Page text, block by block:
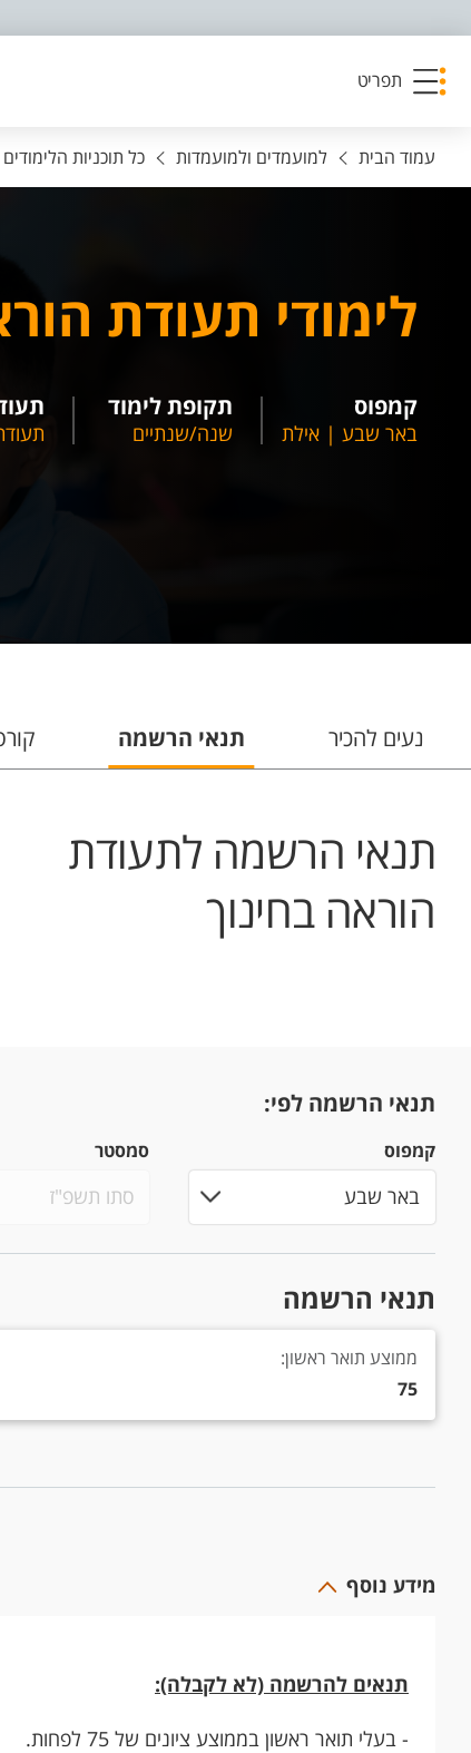
תפריט
עמוד הבית למועמדים ולמועמדות כל תוכניות
לימודי תעודת
קמפוס
באר שבע | אילת
תקופת לימוד
שנה/שנתיים
נעים להכיר תנאי הרשמה
תנאי הרשמה לתעודת
הוראה בחינוך
תנאי הרשמה לפי:
קמפוס סמסטר
תנאי הרשמה
ממוצע תואר ראשון: 75
ממוצע תואר ראשון:
75
מידע נוסף
תנאים להרשמה (לא לקבלה):
- בעלי תואר ראשון בממוצע ציונים של 75 לפחות.